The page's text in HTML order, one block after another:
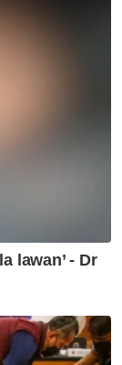
bawah
berita
dan